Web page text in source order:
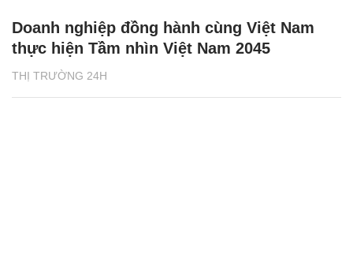
THỊ TRƯỜNG 24H
Doanh nghiệp đồng hành cùng Việt Nam
thực hiện Tầm nhìn Việt Nam 2045